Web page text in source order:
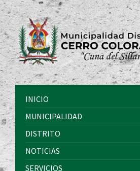
INICIO
MUNICIPALIDAD
DISTRITO
NOTICIAS
SERVICIOS